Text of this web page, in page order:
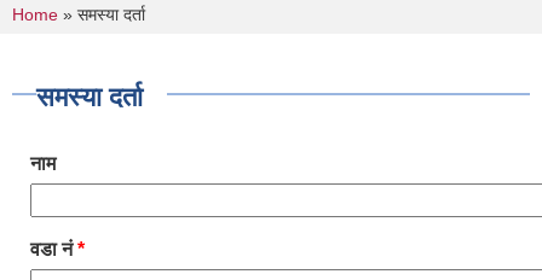
You are here
Home » समस्या दर्ता
समस्या दर्ता
नाम
वडा नं*